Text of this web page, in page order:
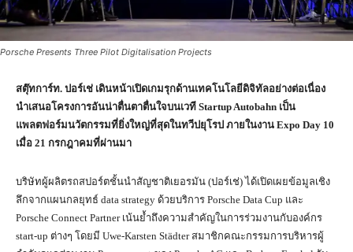
Porsche Presents Three Pilot Digitalisation Projects
สตุ๊ทการ์ท. ปอร์เช่ เดินหน้าเปิดเกมรุกด้านเทคโนโลยีดิจิทัลอย่างต่อเนื่อง
นำเสนอโครงการอันน่าตื่นตาตื่นใจบนเวที Startup Autobahn เป็น
แพลตฟอร์มนวัตกรรมที่ยิ่งใหญ่ที่สุดในทวีปยุโรป ภายในงาน Expo Day 10
เมื่อ 21 กรกฎาคมที่ผ่านมา
บริษัทผู้ผลิตรถสปอร์ตชั้นนำสัญชาติเยอรมัน (ปอร์เช่) ได้เปิดเผยข้อมูลเชิง
ลึกจากแผนกลยุทธ์ data strategy ด้วยบริการ Porsche Data Cup และ
Porsche Connect Partner เน้นย้ำถึงความสำคัญในการร่วมงานกับองค์กร
start-up ต่างๆ โดยมี Uwe-Karsten Städter สมาชิกคณะกรรมการบริหารผู้